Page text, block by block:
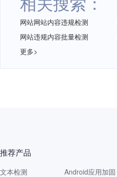
网站网站内容违规检测
网站违规内容批量检测
更多>
推荐产品
文本检测
Android应用加固